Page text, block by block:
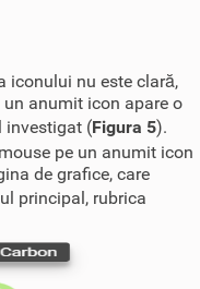
iconului nu este clară,
anumit icon apare o
investigat (Figura 5).
pe un anumit icon
de grafice, care
principal, rubrica